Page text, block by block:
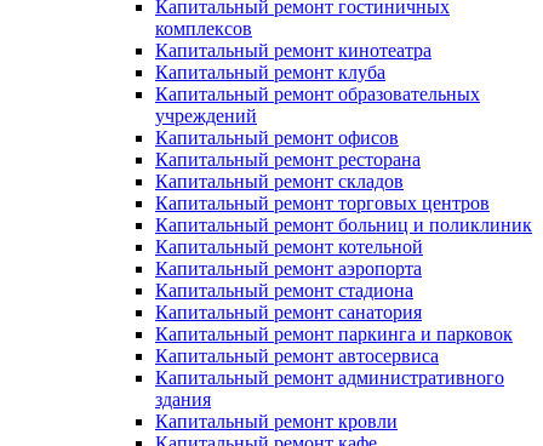
Капитальный ремонт гостиничных
комплексов
Капитальный ремонт кинотеатра
Капитальный ремонт клуба
Капитальный ремонт образовательных
учреждений
Капитальный ремонт офисов
Капитальный ремонт ресторана
Капитальный ремонт складов
Капитальный ремонт торговых центров
Капитальный ремонт больниц и поликлиник
Капитальный ремонт котельной
Капитальный ремонт аэропорта
Капитальный ремонт стадиона
Капитальный ремонт санатория
Капитальный ремонт паркинга и парковок
Капитальный ремонт автосервиса
Капитальный ремонт административного
здания
Капитальный ремонт кровли